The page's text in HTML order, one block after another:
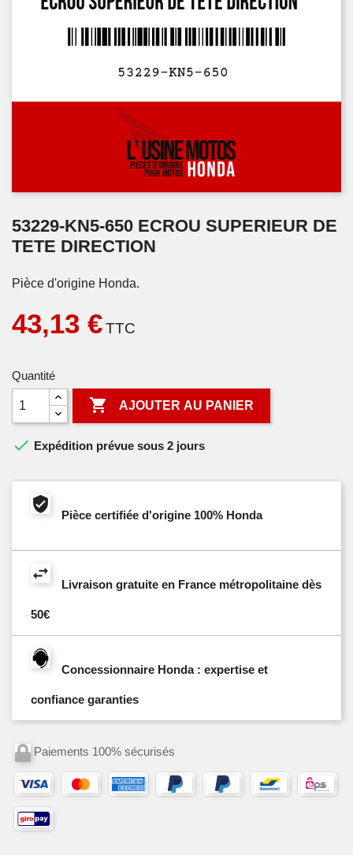
53229-KN5-650 ECROU SUPERIEUR DE
TETE DIRECTION
Pièce d'origine Honda.
43,13 €TTC
Quantité
 AJOUTER AU PANIER
 Expédition prévue sous 2 jours
Pièce certifiée d'origine 100% Honda
Livraison gratuite en France métropolitaine dès
50€
Concessionnaire Honda : expertise et
confiance garanties
Paiements 100% sécurisés